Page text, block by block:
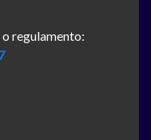
regulamento: